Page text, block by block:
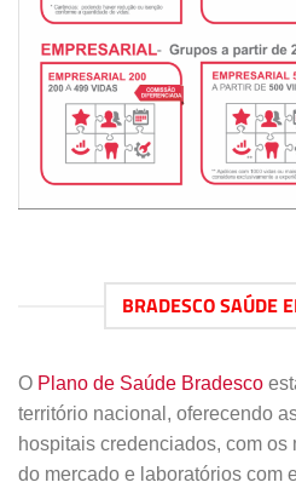
BRADESCO SAÚDE
O Plano de Saúde Bradesco
território nacional, oferecendo
hospitais credenciados, com
do mercado e laboratórios com